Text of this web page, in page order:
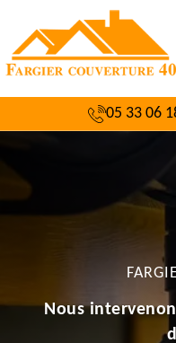
05 33 06
Nous